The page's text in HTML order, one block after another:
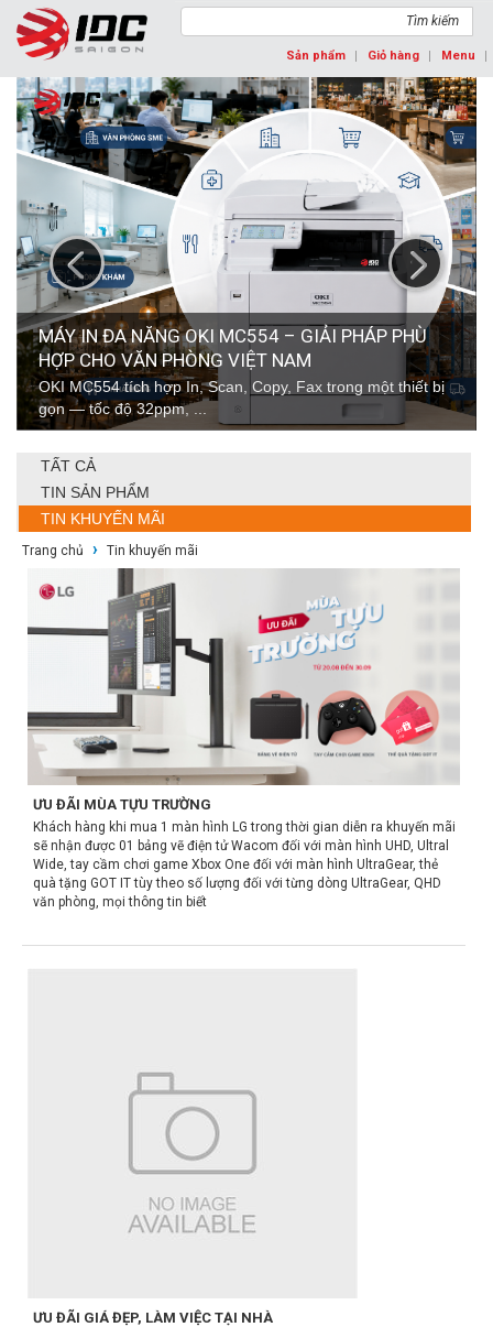
Tìm kiếm
Sản phẩm Giỏ hàng Menu
PHÁP PHÙ
trong một thiết bị
OKI PRO9431DN. MÁY IN MÀU A3
CHO STUDIO THIẾT KẾ
OKI Pro9431dn in màu A3+ 50ppm,
PostScript 3, hỗ trợ giấy bóng, ...
prev next
TẤT CẢ
TIN SẢN PHẨM
TIN KHUYẾN MÃI
Trang chủ › Tin khuyến mãi
ƯU ĐÃI MÙA TỰU TRƯỜNG
Khách hàng khi mua 1 màn hình LG trong thời gian diễn ra khuyến mãi
sẽ nhận được 01 bảng vẽ điện tử Wacom đối với màn hình UHD, Ultral
Wide, tay cầm chơi game Xbox One đối với màn hình UltraGear, thẻ
quà tặng GOT IT tùy theo số lượng đối với từng dòng UltraGear, QHD
văn phòng, mọi thông tin biết
ƯU ĐÃI GIÁ ĐẸP, LÀM VIỆC TẠI NHÀ